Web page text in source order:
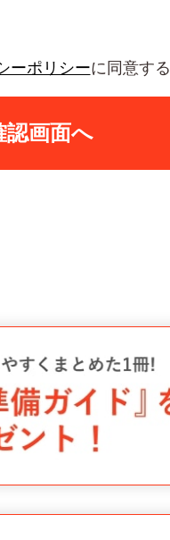
ーポリシーに同意する
認画面へ